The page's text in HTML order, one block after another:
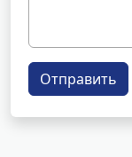
Отправить